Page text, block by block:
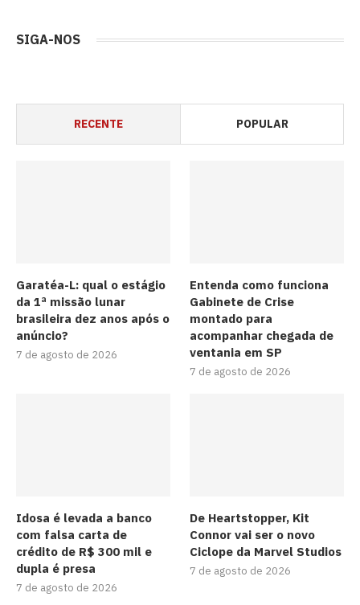
SIGA-NOS
RECENTE POPULAR
Garatéa-L: qual o estágio
da 1ª missão lunar
brasileira dez anos após o
anúncio?
7 de agosto de 2026
Entenda como funciona
Gabinete de Crise
montado para
acompanhar chegada de
ventania em SP
7 de agosto de 2026
Idosa é levada a banco
com falsa carta de
crédito de R$ 300 mil e
dupla é presa
7 de agosto de 2026
De Heartstopper, Kit
Connor vai ser o novo
Ciclope da Marvel Studios
7 de agosto de 2026